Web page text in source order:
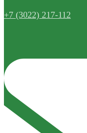
+7 (3022) 217-112